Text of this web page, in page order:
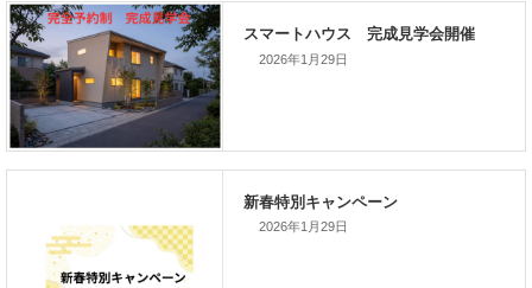
次の記事
家づくりこぼれ話！
新着のイベント情報
2026年1月29日
2026年1月29日